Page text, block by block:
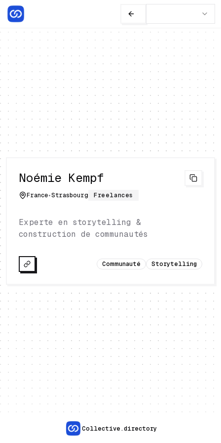
Noémie Kempf
France•Strasbourg Freelances
Experte en storytelling &
construction de communautés
Communauté Storytelling
Collective.directory